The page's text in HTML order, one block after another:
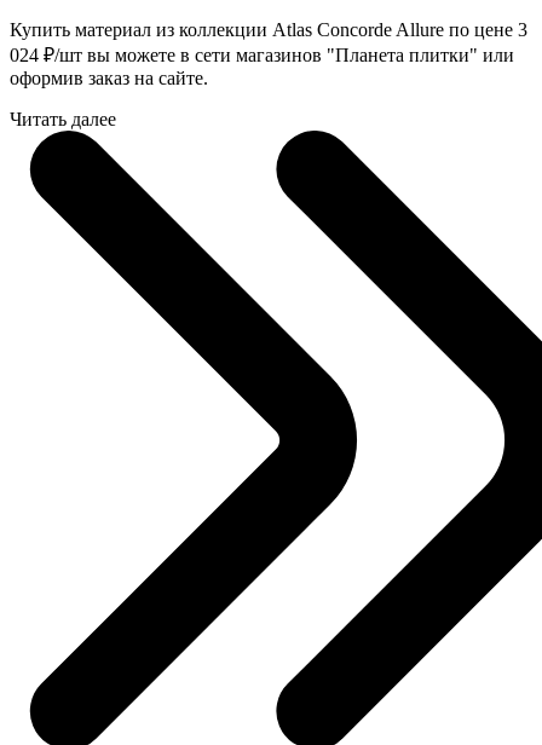
Купить материал из коллекции Atlas Concorde Allure по цене 3
024 ₽/шт вы можете в сети магазинов "Планета плитки" или
оформив заказ на сайте.
Читать далее